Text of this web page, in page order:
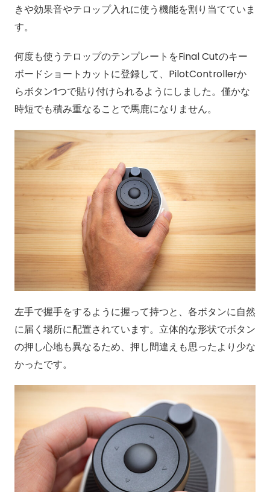
きや効果音やテロップ入れに使う機能を割り当てていま
す。
何度も使うテロップのテンプレートをFinal Cutのキー
ボードショートカットに登録して、PilotControllerか
らボタン1つで貼り付けられるようにしました。僅かな
時短でも積み重なることで馬鹿になりません。
左手で握手をするように握って持つと、各ボタンに自然
に届く場所に配置されています。立体的な形状でボタン
の押し心地も異なるため、押し間違えも思ったより少な
かったです。